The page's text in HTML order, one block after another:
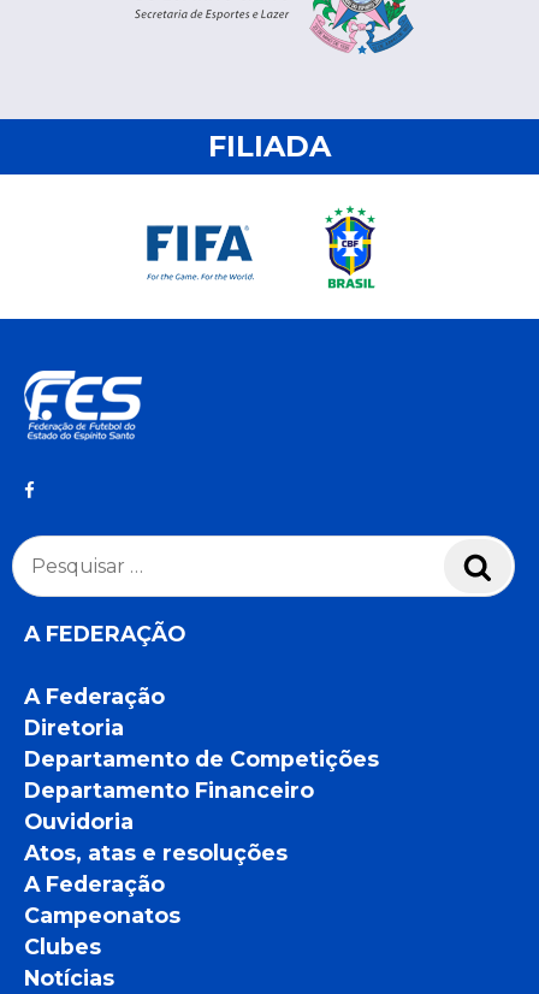
FILIADA
Pesquisar
por:
A FEDERAÇÃO
A Federação
Diretoria
Departamento de Competições
Departamento Financeiro
Ouvidoria
Atos, atas e resoluções
A Federação
Campeonatos
Clubes
Notícias